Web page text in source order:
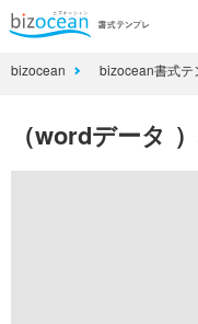
bizocean bizocean書式テ
（wordデータ